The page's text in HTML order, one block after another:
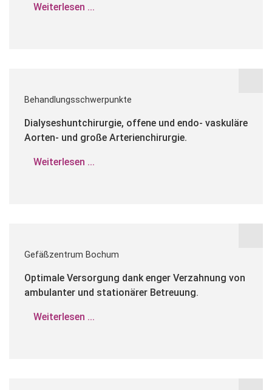
Weiterlesen ...
Behandlungsschwerpunkte
Dialyseshuntchirurgie, offene und endo- vaskuläre
Aorten- und große Arterienchirurgie.
Weiterlesen ...
Gefäßzentrum Bochum
Optimale Versorgung dank enger Verzahnung von
ambulanter und stationärer Betreuung.
Weiterlesen ...